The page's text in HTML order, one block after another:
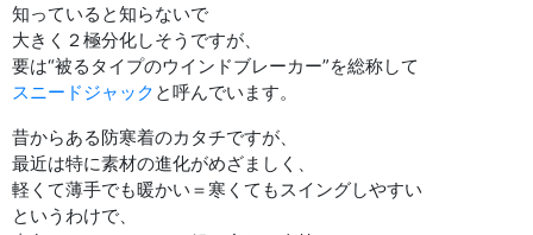
知っていると知らないで
大きく２極分化しそうですが、
要は“被るタイプのウインドブレーカー”を総称して
スニードジャック と呼んでいます。
昔からある防寒着のカタチですが、
最近は特に素材の進化がめざましく、
軽くて薄手でも暖かい＝寒くてもスイングしやすい
というわけで、